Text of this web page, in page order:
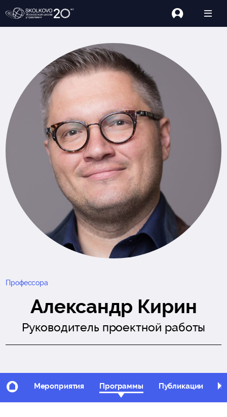
Профессора
Александр Кирин
Руководитель проектной работы
Мероприятия Программы Публикации